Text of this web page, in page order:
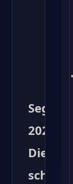
Segeln
2026:
Die